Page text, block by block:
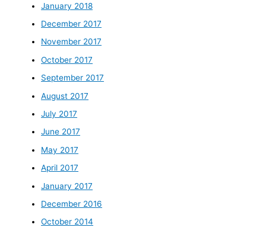
January 2018
December 2017
November 2017
October 2017
September 2017
August 2017
July 2017
June 2017
May 2017
April 2017
January 2017
December 2016
October 2014